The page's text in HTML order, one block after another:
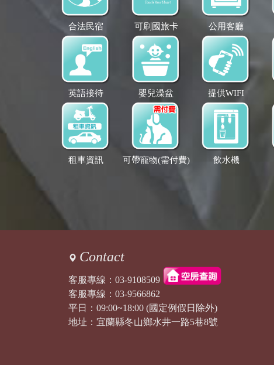
合法民宿 可刷國旅卡 公用客廳
英語接待 嬰兒澡盆 提供WIFI
租車資訊 可帶寵物(需付費) 飲水機
Contact
客服專線： 03-9108509
客服專線： 03-9566862
平日：09:00~18:00 (國定例假日除外)
地址：宜蘭縣冬山鄉水井一路5巷8號